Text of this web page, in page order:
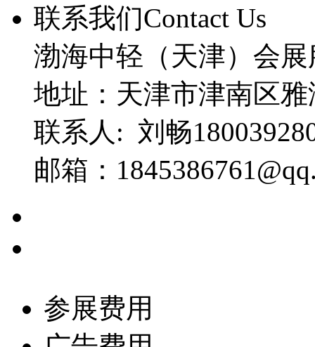
联系我们Contact Us
渤海中轻（天津）会
地址：天津市津南区
联系人: 刘畅
邮箱：
参展费用